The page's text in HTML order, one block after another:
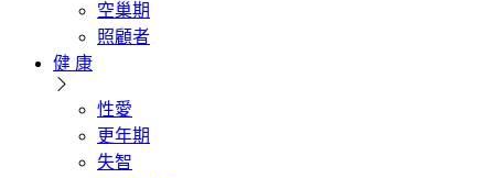
空巢期
照顧者
健 康
性愛
更年期
失智